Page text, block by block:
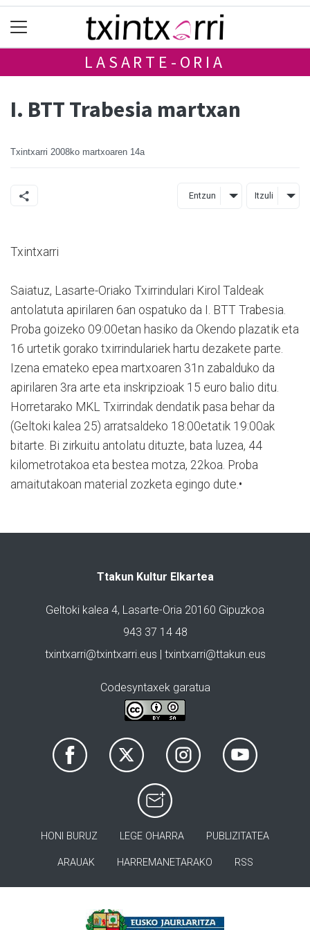
LASARTE-ORIA
I. BTT Trabesia martxan
Txintxarri 2008ko martxoaren 14a
Entzun Itzuli
Txintxarri
Saiatuz, Lasarte-Oriako Txirrindulari Kirol Taldeak
antolatuta apirilaren 6an ospatuko da I. BTT Trabesia.
Proba goizeko 09:00etan hasiko da Okendo plazatik eta
16 urtetik gorako txirrindulariek hartu dezakete parte.
Izena emateko epea martxoaren 31n zabalduko da
apirilaren 3ra arte eta inskripzioak 15 euro balio ditu.
Horretarako MKL Txirrindak dendatik pasa behar da
(Geltoki kalea 25) arratsaldeko 18:00etatik 19:00ak
bitarte. Bi zirkuitu antolatu dituzte, bata luzea, 44
kilometrotakoa eta bestea motza, 22koa. Proba
amaitutakoan material zozketa egingo dute.•
Ttakun Kultur Elkartea
Geltoki kalea 4, Lasarte-Oria 20160 Gipuzkoa
943 37 14 48
txintxarri@txintxarri.eus | txintxarri@ttakun.eus
Codesyntaxek garatua
HONI BURUZ LEGE OHARRA PUBLIZITATEA
ARAUAK HARREMANETARAKO RSS